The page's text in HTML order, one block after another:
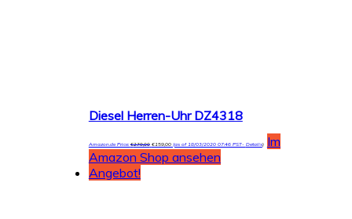
Diesel Herren-Uhr DZ4318
Amazon.de Price:€279,00 €159,00(as of 18/03/2020 07:46 PST- Details)
Im
Amazon Shop ansehen
Angebot!